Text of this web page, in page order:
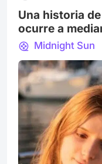
Una historia
ocurre a
Midnight Sun